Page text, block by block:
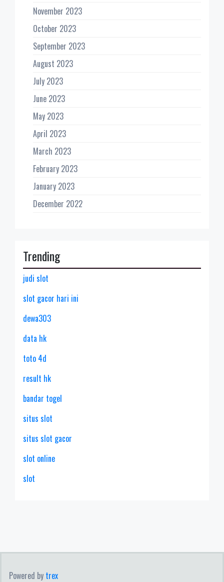
November 2023
October 2023
September 2023
August 2023
July 2023
June 2023
May 2023
April 2023
March 2023
February 2023
January 2023
December 2022
Trending
judi slot
slot gacor hari ini
dewa303
data hk
toto 4d
result hk
bandar togel
situs slot
situs slot gacor
slot online
slot
Powered by trex